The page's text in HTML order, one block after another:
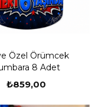
Özel Örümcek
8 Adet
₺859,00